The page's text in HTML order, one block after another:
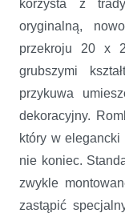
korzysta z
oryginalną,
przekroju 20 x
grubszymi
przykuwa
dekoracyjny.
który w
nie koniec.
zwykle
zastąpić